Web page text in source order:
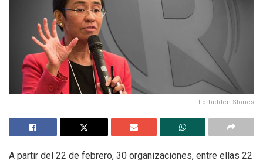
Forbidden Stories
A partir del 22 de febrero, 30 organizaciones, entre ellas 22